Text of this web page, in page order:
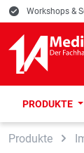
Zur Suche
Zur
E Workshops &
PRODUKTE
Produkte